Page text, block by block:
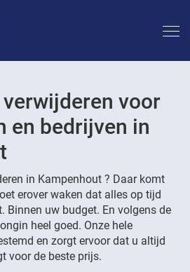
voor
en bedrijven in
in Kampenhout ? Daar komt
erover waken dat alles op tijd
Binnen uw budget. En volgens de
heel goed. Onze hele
en zorgt ervoor dat u altijd
voor de beste prijs.